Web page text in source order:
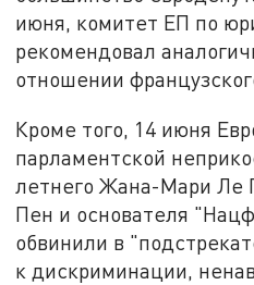
июня, комитет ЕП по
рекомендовал
отношении
Кроме того, 14 июня
парламентской
летнего Жана-Мари Ле
Пен и основателя
обвинили в
к дискриминации,